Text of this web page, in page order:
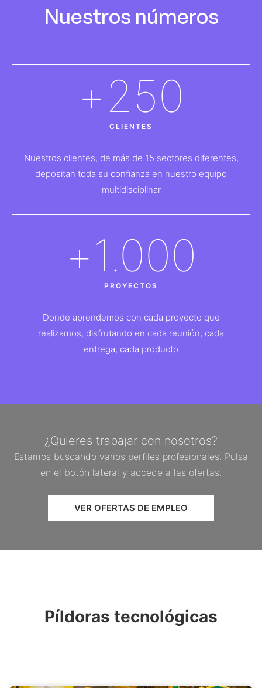
Nuestros números
CLIENTES
+250
Nuestros clientes, de más de 15 sectores diferentes,
depositan toda su confianza en nuestro equipo
multidisciplinar
PROYECTOS
+1.000
Donde aprendemos con cada proyecto que
realizamos, disfrutando en cada reunión, cada
entrega, cada producto
¿Quieres trabajar con nosotros?
Estamos buscando varios perfiles profesionales. Pulsa
en el botón lateral y accede a las ofertas.
VER OFERTAS DE EMPLEO
Píldoras tecnológicas